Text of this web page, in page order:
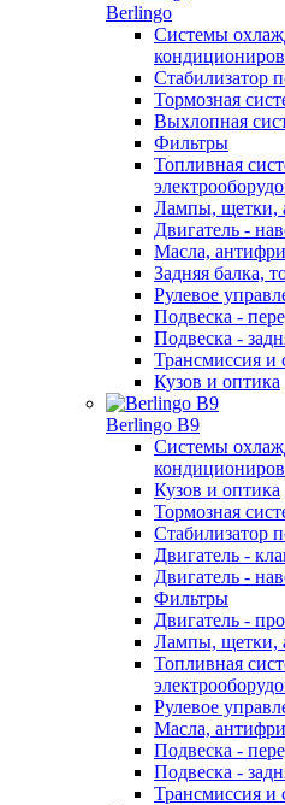
Berlingo
Системы
Стабилизатор
Тормозная
Выхлопная
Фильтры
Топливная
Лампы, щетки,
Двигатель -
Масла,
Задняя балка,
Рулевое
Подвеска -
Подвеска -
Трансмиссия
Кузов и оптика
Berlingo B9
Системы
Кузов и оптика
Тормозная
Стабилизатор
Двигатель -
Двигатель -
Фильтры
Двигатель -
Лампы, щетки,
Топливная
Рулевое
Масла,
Подвеска -
Подвеска -
Трансмиссия